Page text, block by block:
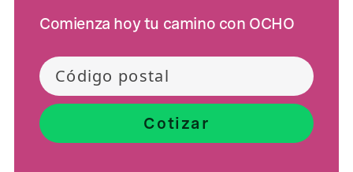
Comienza hoy tu camino con OCHO